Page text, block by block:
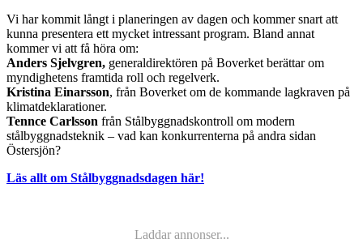
Vi har kommit långt i planeringen av dagen och kommer snart att
kunna presentera ett mycket intressant program. Bland annat
kommer vi att få höra om:
Anders Sjelvgren, generaldirektören på Boverket berättar om
myndighetens framtida roll och regelverk.
Kristina Einarsson, från Boverket om de kommande lagkraven på
klimatdeklarationer.
Tennce Carlsson från Stålbyggnadskontroll om modern
stålbyggnadsteknik – vad kan konkurrenterna på andra sidan
Östersjön?
Läs allt om Stålbyggnadsdagen här!
Laddar annonser...